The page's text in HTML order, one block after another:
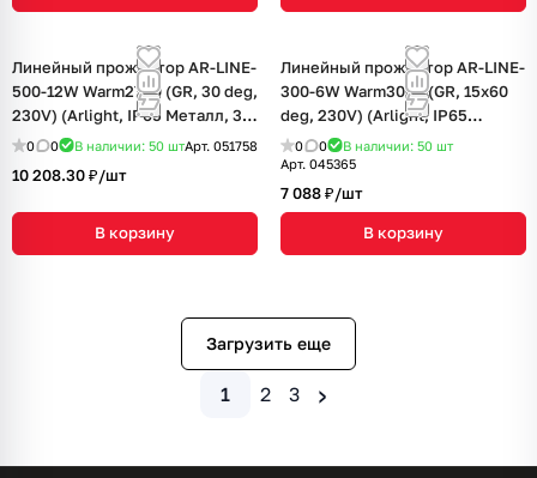
Линейный прожектор AR-LINE-
500-12W Warm2700 (GR, 30 deg,
230V) (Arlight, IP65 Металл, 3
года)
0 0 В наличии: 50 штАрт. 051758
10 208.30 ₽/шт
В корзину
Линейный прожектор AR-LINE-
300-6W Warm3000 (GR, 15x60
deg, 230V) (Arlight, IP65
Металл, 3 года)
0 0 В наличии: 50 шт
Арт. 045365
7 088 ₽/шт
В корзину
Загрузить еще
1 2 3 ›